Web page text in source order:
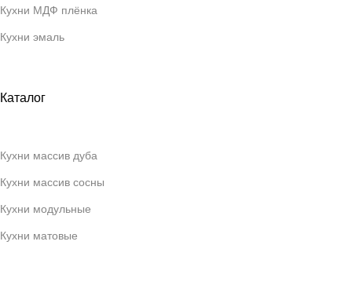
Кухни МДФ плёнка
Кухни эмаль
Каталог
Кухни массив дуба
Кухни массив сосны
Кухни модульные
Кухни матовые